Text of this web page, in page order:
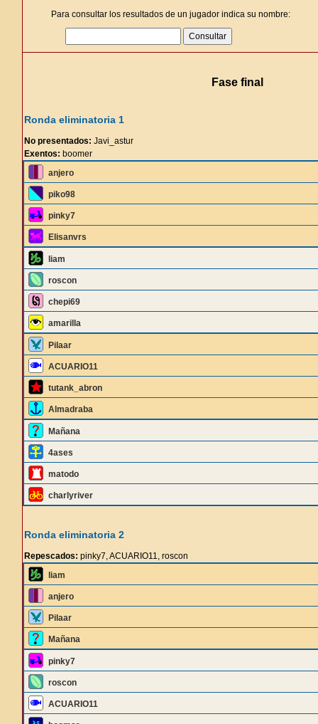
Para consultar los resultados de un jugador indica su nombre:
Fase final
Ronda eliminatoria 1
No presentados: Javi_astur
Exentos: boomer
anjero
piko98
pinky7
Elisanvrs
liam
roscon
chepi69
amarilla
Pilaar
ACUARIO11
tutank_abron
Almadraba
Mañana
4ases
matodo
charlyriver
Ronda eliminatoria 2
Repescados: pinky7, ACUARIO11, roscon
liam
anjero
Pilaar
Mañana
pinky7
roscon
ACUARIO11